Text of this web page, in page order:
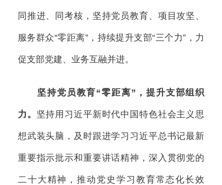
同推进、同考核，坚持党员教育、项目攻坚、
服务群众“零距离”，持续提升支部“三个力”，力
促支部党建、业务互融并进。
坚持党员教育“零距离”，提升支部组织
力。 坚持用习近平新时代中国特色社会主义思
想武装头脑，及时跟进学习习近平总书记最新
重要指示批示和重要讲话精神，深入贯彻党的
二十大精神，推动党史学习教育常态化长效